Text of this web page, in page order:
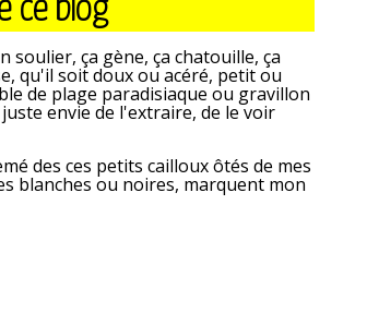
ce blog
soulier, ça gène, ça chatouille, ça
qu'il soit doux ou acéré, petit ou
de plage paradisiaque ou gravillon
envie de l'extraire, de le voir
des ces petits cailloux ôtés de mes
blanches ou noires, marquent mon